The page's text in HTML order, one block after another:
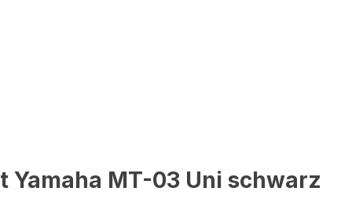
MT-03 Uni schwarz